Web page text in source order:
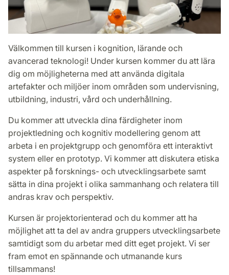
Välkommen till kursen i kognition, lärande och
avancerad teknologi! Under kursen kommer du att lära
dig om möjligheterna med att använda digitala
artefakter och miljöer inom områden som undervisning,
utbildning, industri, vård och underhållning.
Du kommer att utveckla dina färdigheter inom
projektledning och kognitiv modellering genom att
arbeta i en projektgrupp och genomföra ett interaktivt
system eller en prototyp. Vi kommer att diskutera etiska
aspekter på forsknings- och utvecklingsarbete samt
sätta in dina projekt i olika sammanhang och relatera till
andras krav och perspektiv.
Kursen är projektorienterad och du kommer att ha
möjlighet att ta del av andra gruppers utvecklingsarbete
samtidigt som du arbetar med ditt eget projekt. Vi ser
fram emot en spännande och utmanande kurs
tillsammans!